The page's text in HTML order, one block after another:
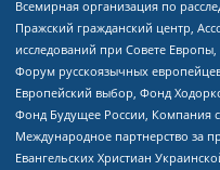
Всемирная организация по
Пражский гражданский центр,
исследований при Совете
Форум русскоязычных
Европейский выбор, Фонд
Фонд Будущее России, Компания
Международное партнерство за
Евангельских Христиан